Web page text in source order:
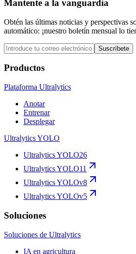
Mantente a la vanguardia
Obtén las últimas noticias y perspectivas
automático: ¡nuestro boletín mensual lo
Suscríbete
Productos
Plataforma Ultralytics
Anotar
Entrenar
Desplegar
Ultralytics YOLO
Ultralytics YOLO26
Ultralytics YOLO11
Ultralytics YOLOv8
Ultralytics YOLOv5
Soluciones
Soluciones de Ultralytics
IA en agricultura